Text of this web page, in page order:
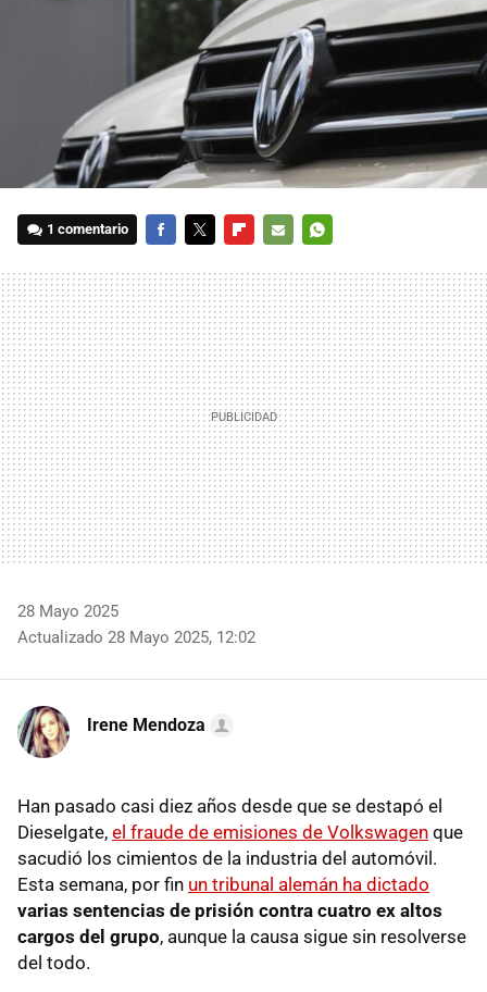
1 comentario
MAIL
28 Mayo 2025
Actualizado 28 Mayo 2025, 12:02
Irene Mendoza
Han pasado casi diez años desde que se destapó el
Dieselgate, el fraude de emisiones de Volkswagen que
sacudió los cimientos de la industria del automóvil.
Esta semana, por fin un tribunal alemán ha dictado
varias sentencias de prisión contra cuatro ex altos
cargos del grupo, aunque la causa sigue sin resolverse
del todo.